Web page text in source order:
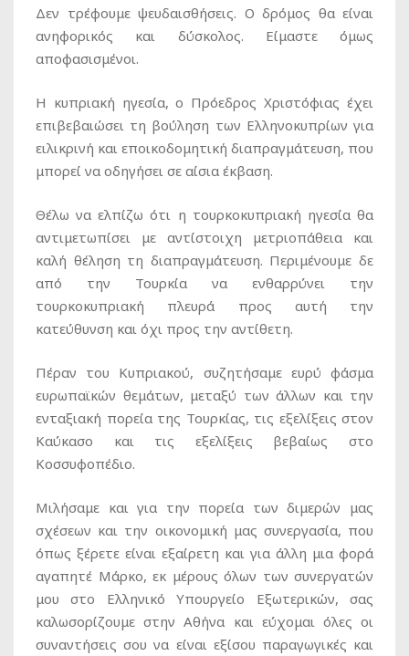
Δεν τρέφουμε ψευδαισθήσεις. Ο δρόμος θα είναι
ανηφορικός και δύσκολος. Είμαστε όμως
αποφασισμένοι.
Η κυπριακή ηγεσία, ο Πρόεδρος Χριστόφιας έχει
επιβεβαιώσει τη βούληση των Ελληνοκυπρίων για
ειλικρινή και εποικοδομητική διαπραγμάτευση, που
μπορεί να οδηγήσει σε αίσια έκβαση.
Θέλω να ελπίζω ότι η τουρκοκυπριακή ηγεσία θα
αντιμετωπίσει με αντίστοιχη μετριοπάθεια και
καλή θέληση τη διαπραγμάτευση. Περιμένουμε δε
από την Τουρκία να ενθαρρύνει την
τουρκοκυπριακή πλευρά προς αυτή την
κατεύθυνση και όχι προς την αντίθετη.
Πέραν του Κυπριακού, συζητήσαμε ευρύ φάσμα
ευρωπαϊκών θεμάτων, μεταξύ των άλλων και την
ενταξιακή πορεία της Τουρκίας, τις εξελίξεις στον
Καύκασο και τις εξελίξεις βεβαίως στο
Κοσσυφοπέδιο.
Μιλήσαμε και για την πορεία των διμερών μας
σχέσεων και την οικονομική μας συνεργασία, που
όπως ξέρετε είναι εξαίρετη και για άλλη μια φορά
αγαπητέ Μάρκο, εκ μέρους όλων των συνεργατών
μου στο Ελληνικό Υπουργείο Εξωτερικών, σας
καλωσορίζουμε στην Αθήνα και εύχομαι όλες οι
συναντήσεις σου να είναι εξίσου παραγωγικές και